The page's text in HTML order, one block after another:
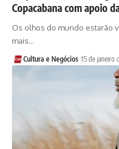
Copacabana com apoio
Os olhos do mundo estarão
mais…
Cultura e Negócios 15 de janeiro